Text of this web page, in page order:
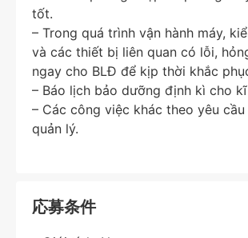
tốt.
– Trong quá trình vận hành máy,
và các thiết bị liên quan có lỗi,
ngay cho BLĐ để kịp thời khắc
– Báo lịch bảo dưỡng định kì cho kĩ
– Các công việc khác theo yêu
quản lý.
応募条件